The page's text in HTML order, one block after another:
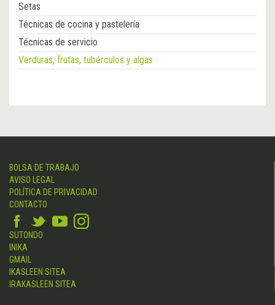
Setas
Técnicas de cocina y pastelería
Técnicas de servicio
Verduras, frutas, tubérculos y algas
BOLSA DE TRABAJO
AVISO LEGAL
POLÍTICA DE PRIVACIDAD
CONTACTO
SUTONDO
INIKA
GMAIL
IKASLEEN SITEA
IRAKASLEEN SITEA